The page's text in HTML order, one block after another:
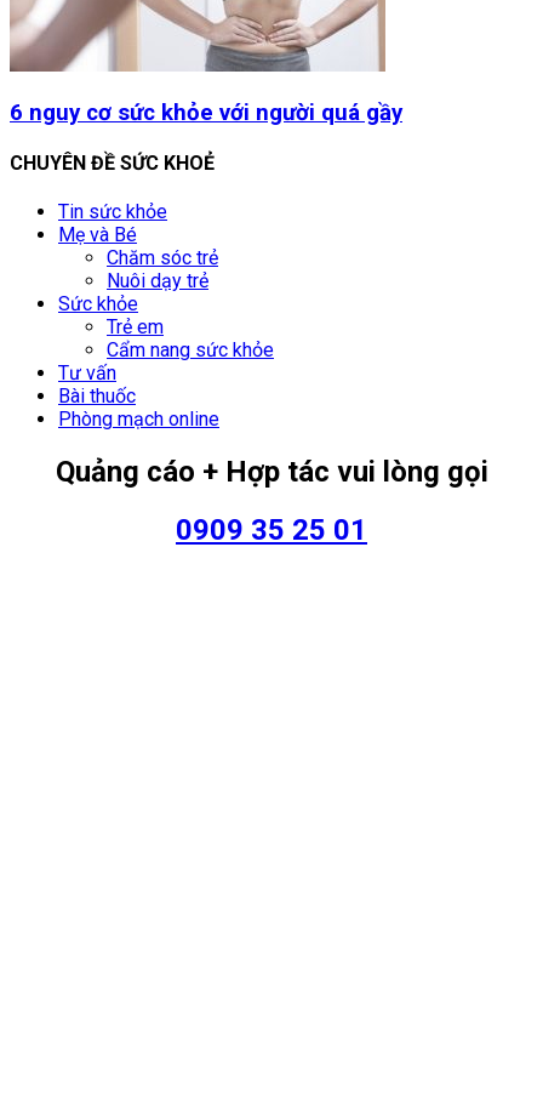
6 nguy cơ sức khỏe với người quá gầy
CHUYÊN ĐỀ SỨC KHOẺ
Tin sức khỏe
Mẹ và Bé
Chăm sóc trẻ
Nuôi dạy trẻ
Sức khỏe
Trẻ em
Cẩm nang sức khỏe
Tư vấn
Bài thuốc
Phòng mạch online
Quảng cáo + Hợp tác vui lòng gọi
0909 35 25 01